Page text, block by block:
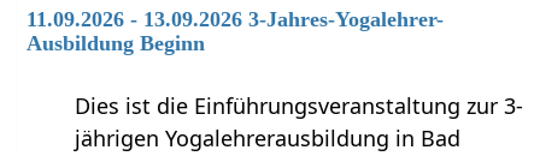
11.09.2026 - 13.09.2026 3-Jahres-Yogalehrer-
Ausbildung Beginn
Dies ist die Einführungsveranstaltung zur 3-
jährigen Yogalehrerausbildung in Bad